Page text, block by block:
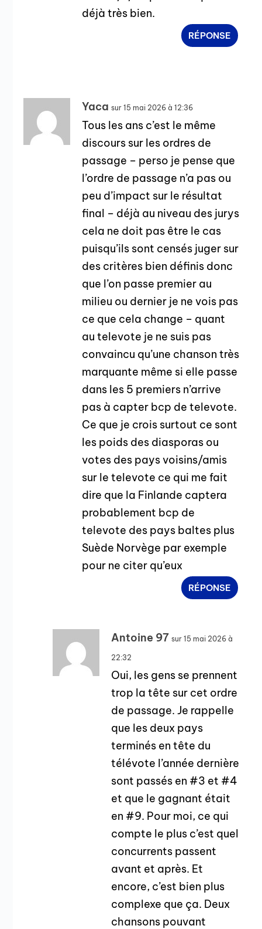
déjà très bien.
RÉPONSE
Yaca sur 15 mai 2026 à 12:36
Tous les ans c’est le même
discours sur les ordres de
passage – perso je pense que
l’ordre de passage n’a pas ou
peu d’impact sur le résultat
final – déjà au niveau des jurys
cela ne doit pas être le cas
puisqu’ils sont censés juger sur
des critères bien définis donc
que l’on passe premier au
milieu ou dernier je ne vois pas
ce que cela change – quant
au televote je ne suis pas
convaincu qu’une chanson très
marquante même si elle passe
dans les 5 premiers n’arrive
pas à capter bcp de televote.
Ce que je crois surtout ce sont
les poids des diasporas ou
votes des pays voisins/amis
sur le televote ce qui me fait
dire que la Finlande captera
probablement bcp de
televote des pays baltes plus
Suède Norvège par exemple
pour ne citer qu’eux
RÉPONSE
Antoine 97 sur 15 mai 2026 à
22:32
Oui, les gens se prennent
trop la tête sur cet ordre
de passage. Je rappelle
que les deux pays
terminés en tête du
télévote l’année dernière
sont passés en #3 et #4
et que le gagnant était
en #9. Pour moi, ce qui
compte le plus c’est quel
concurrents passent
avant et après. Et
encore, c’est bien plus
complexe que ça. Deux
chansons pouvant